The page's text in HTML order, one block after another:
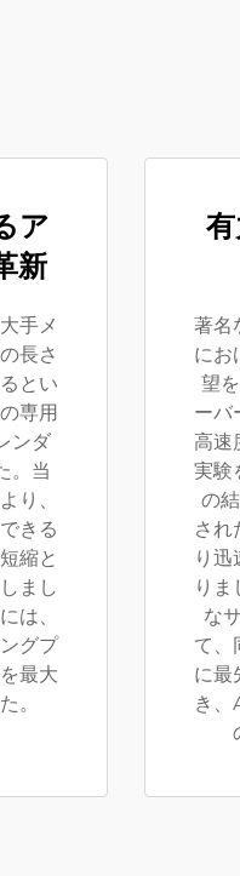
ア
新
手メ
長さ
とい
専用
ンダ
。当
り、
きる
縮と
まし
は、
グプ
最大
。
著名
にお
望
ーバ
高速
実験
の
され
り
り
な
て、
に最
き、